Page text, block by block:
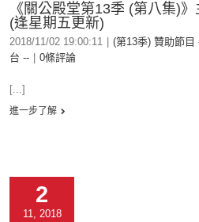
《關公殿堂第13季 (第八集)
(逢星期五更新)
2018/11/02 19:00:11 (第13季) 贊助節目
台 --
0條評論
[...]
進一步了解
2
11, 2018